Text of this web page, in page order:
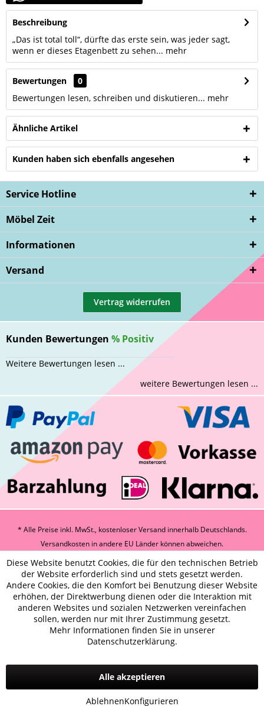
Beschreibung
„Das ist total toll“, dürfte das erste sein, was jeder sagt,
wenn er dieses Etagenbett zu sehen... mehr
Bewertungen
0
Bewertungen lesen, schreiben und diskutieren... mehr
Ähnliche Artikel
Kunden haben sich ebenfalls angesehen
Service Hotline
Möbel Zeit
Informationen
Versand
Vertrag widerrufen
Kunden Bewertungen % Positiv
Weitere Bewertungen lesen ...
weitere Bewertungen lesen ...
* Alle Preise inkl. MwSt., kostenloser Versand innerhalb Deutschlands.
Versandkosten in andere EU Länder können abweichen.
Diese Website benutzt Cookies, die für den technischen Betrieb
der Website erforderlich sind und stets gesetzt werden.
Andere Cookies, die den Komfort bei Benutzung dieser Website
erhöhen, der Direktwerbung dienen oder die Interaktion mit
anderen Websites und sozialen Netzwerken vereinfachen
sollen, werden nur mit Ihrer Zustimmung gesetzt.
Mehr Informationen finden Sie in unserer
Datenschutzerklärung.
Alle akzeptieren
AblehnenKonfigurieren